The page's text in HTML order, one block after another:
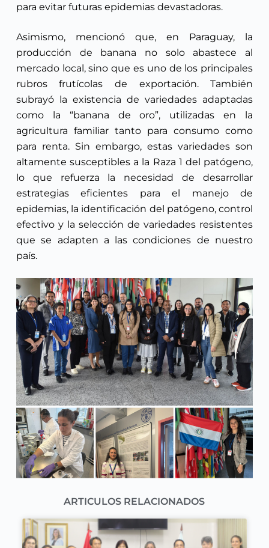
para evitar futuras epidemias devastadoras.
Asimismo, mencionó que, en Paraguay, la
producción de banana no solo abastece al
mercado local, sino que es uno de los principales
rubros frutícolas de exportación. También
subrayó la existencia de variedades adaptadas
como la “banana de oro”, utilizadas en la
agricultura familiar tanto para consumo como
para renta. Sin embargo, estas variedades son
altamente susceptibles a la Raza 1 del patógeno,
lo que refuerza la necesidad de desarrollar
estrategias eficientes para el manejo de
epidemias, la identificación del patógeno, control
efectivo y la selección de variedades resistentes
que se adapten a las condiciones de nuestro
país.
ARTICULOS RELACIONADOS